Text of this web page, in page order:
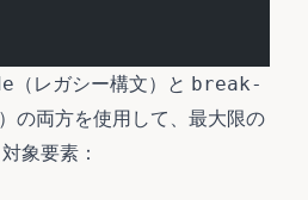
（レガシー構文）と break-
の両方を使用して、最大限の
象要素：